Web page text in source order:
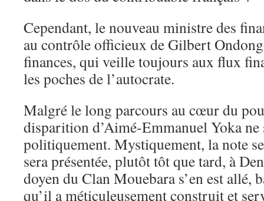
Cependant, le nouveau ministre des
au contrôle officieux de Gilbert
finances, qui veille toujours aux flux
les poches de l’autocrate.
Malgré le long parcours au cœur du
disparition d’Aimé-Emmanuel Yoka ne
politiquement. Mystiquement, la note
sera présentée, plutôt tôt que tard, à
doyen du Clan Mouebara s’en est allé,
qu’il a méticuleusement construit et